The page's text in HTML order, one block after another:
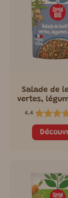
Salade de
vertes,
4.4